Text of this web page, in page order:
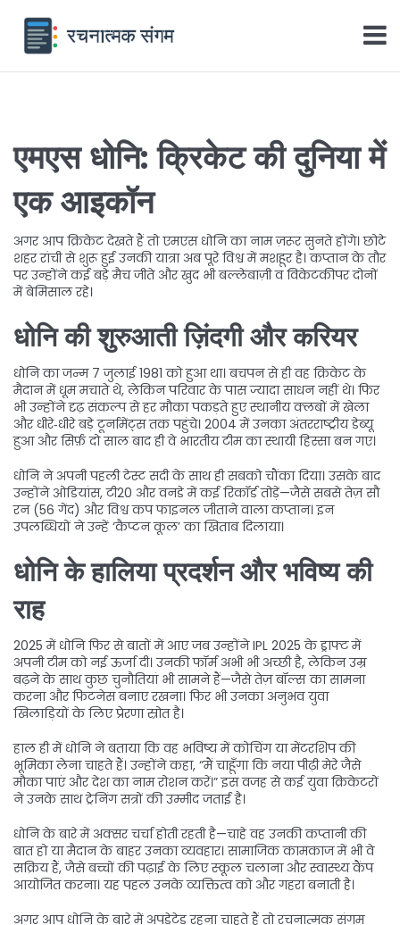
एमएस धोनि: क्रिकेट की दुनिया में
एक आइकॉन
अगर आप क्रिकेट देखते हैं तो एमएस धोनि का नाम ज़रूर सुनते होंगे। छोटे
शहर रांची से शुरू हुई उनकी यात्रा अब पूरे विश्व में मशहूर है। कप्तान के तौर
पर उन्होंने कई बड़े मैच जीते और खुद भी बल्लेबाज़ी व विकेटकीपर दोनों
में बेमिसाल रहे।
धोनि की शुरुआती ज़िंदगी और करियर
धोनि का जन्म 7 जुलाई 1981 को हुआ था। बचपन से ही वह क्रिकेट के
मैदान में धूम मचाते थे, लेकिन परिवार के पास ज्यादा साधन नहीं थे। फिर
भी उन्होंने दृढ़ संकल्प से हर मौका पकड़ते हुए स्थानीय क्लबों में खेला
और धीरे‑धीरे बड़े टूर्नामेंट्स तक पहुंचे। 2004 में उनका अंतरराष्ट्रीय डेब्यू
हुआ और सिर्फ़ दो साल बाद ही वे भारतीय टीम का स्थायी हिस्सा बन गए।
धोनि ने अपनी पहली टेस्ट सदी के साथ ही सबको चौंका दिया। उसके बाद
उन्होंने ओडियांस, टी20 और वनडे में कई रिकॉर्ड तोड़ें—जैसे सबसे तेज़ सौ
रन (56 गेंद) और विश्व कप फाइनल जीताने वाला कप्तान। इन
उपलब्धियों ने उन्हें ‘कैप्टन कूल’ का खिताब दिलाया।
धोनि के हालिया प्रदर्शन और भविष्य की
राह
2025 में धोनि फिर से बातों में आए जब उन्होंने IPL 2025 के ड्राफ्ट में
अपनी टीम को नई ऊर्जा दी। उनकी फॉर्म अभी भी अच्छी है, लेकिन उम्र
बढ़ने के साथ कुछ चुनौतियां भी सामने हैं—जैसे तेज़ बॉल्स का सामना
करना और फिटनेस बनाए रखना। फिर भी उनका अनुभव युवा
खिलाड़ियों के लिए प्रेरणा स्रोत है।
हाल ही में धोनि ने बताया कि वह भविष्य में कोचिंग या मेंटरशिप की
भूमिका लेना चाहते हैं। उन्होंने कहा, “मैं चाहूँगा कि नया पीढ़ी मेरे जैसे
मौका पाएं और देश का नाम रोशन करें।” इस वजह से कई युवा क्रिकेटरों
ने उनके साथ ट्रेनिंग सत्रों की उम्मीद जताई है।
धोनि के बारे में अक्सर चर्चा होती रहती है—चाहे वह उनकी कप्तानी की
बात हो या मैदान के बाहर उनका व्यवहार। सामाजिक कामकाज में भी वे
सक्रिय हैं, जैसे बच्चों की पढ़ाई के लिए स्कूल चलाना और स्वास्थ्य कैंप
आयोजित करना। यह पहल उनके व्यक्तित्व को और गहरा बनाती है।
अगर आप धोनि के बारे में अपडेटेड रहना चाहते हैं तो रचनात्मक संगम